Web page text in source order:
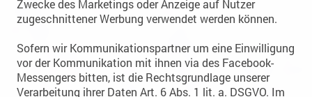
Zwecke des Marketings oder Anzeige auf Nutzer
zugeschnittener Werbung verwendet werden können.
Sofern wir Kommunikationspartner um eine Einwilligung
vor der Kommunikation mit ihnen via des Facebook-
Messengers bitten, ist die Rechtsgrundlage unserer
Verarbeitung ihrer Daten Art. 6 Abs. 1 lit. a. DSGVO. Im